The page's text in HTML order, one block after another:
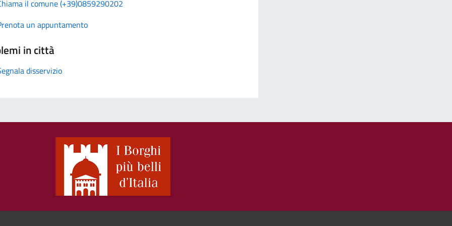
il comune (+39)0859290202
un appuntamento
in città
disservizio